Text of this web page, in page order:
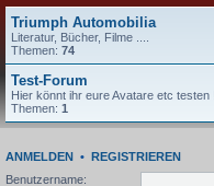
Triumph Automobilia
Literatur, Bücher, Filme ....
Themen: 74
Test-Forum
Hier könnt ihr eure Avatare etc testen
Themen: 1
ANMELDEN • REGISTRIEREN
Benutzername: